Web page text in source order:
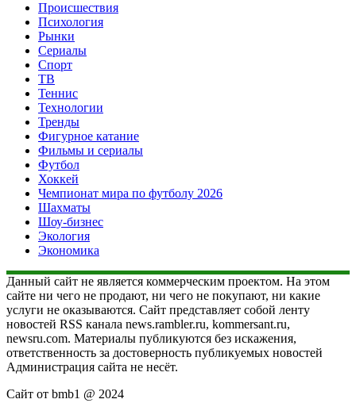
Происшествия
Психология
Рынки
Сериалы
Спорт
ТВ
Теннис
Технологии
Тренды
Фигурное катание
Фильмы и сериалы
Футбол
Хоккей
Чемпионат мира по футболу 2026
Шахматы
Шоу-бизнес
Экология
Экономика
Данный сайт не является коммерческим проектом. На этом
сайте ни чего не продают, ни чего не покупают, ни какие
услуги не оказываются. Сайт представляет собой ленту
новостей RSS канала news.rambler.ru, kommersant.ru,
newsru.com. Материалы публикуются без искажения,
ответственность за достоверность публикуемых новостей
Администрация сайта не несёт.
Сайт от bmb1 @ 2024